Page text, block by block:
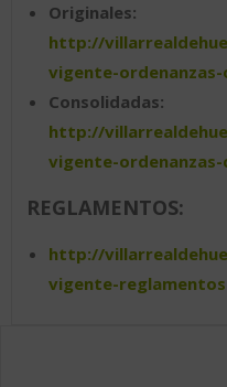
Originales:
http://
vigente-
Consolidadas:
http://
vigente-ordenanzas-
REGLAMENTOS:
http://
vigente-reglamentos